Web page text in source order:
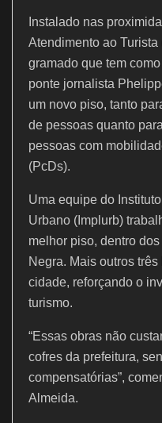
Instalado nas
Atendimento ao
gramado que tem
ponte jornalista
um novo piso, tanto
de pessoas quanto
pessoas com
(PcDs).
Uma equipe do
Urbano (Implurb)
melhor piso, dentro
Negra. Mais outros
cidade, reforçando o
turismo.
“Essas obras não
cofres da prefeitura,
compensatórias”,
Almeida.